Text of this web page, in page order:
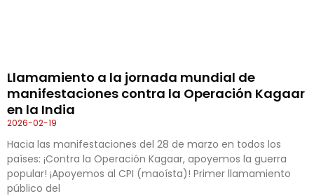
Llamamiento a la jornada mundial de
manifestaciones contra la Operación Kagaar
en la India
2026-02-19
Hacia las manifestaciones del 28 de marzo en todos los
países: ¡Contra la Operación Kagaar, apoyemos la guerra
popular! ¡Apoyemos al CPI (maoísta)! Primer llamamiento
público del